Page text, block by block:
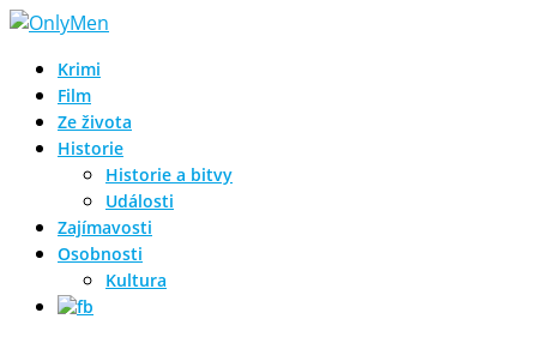
Krimi
Film
Ze života
Historie
Historie a bitvy
Události
Zajímavosti
Osobnosti
Kultura